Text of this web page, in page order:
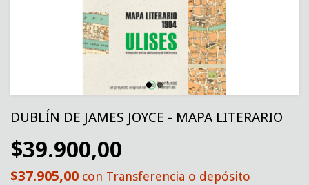
DUBLÍN DE JAMES JOYCE - MAPA LITERARIO
$39.900,00
$37.905,00 con Transferencia o depósito